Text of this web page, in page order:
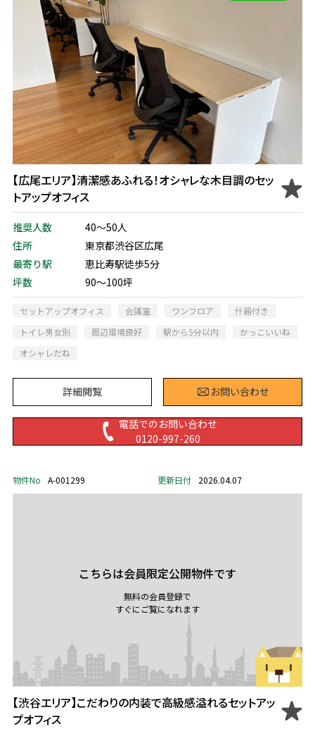
【広尾エリア】清潔感あふれる！オシャレな木目調のセッ
トアップオフィス
推奨人数
40～50人
住所
東京都渋谷区広尾
最寄り駅
恵比寿駅徒歩5分
坪数
90～100坪
セットアップオフィス 会議室 ワンフロア
什器付き
トイレ男女別
周辺環境良好 駅から5分以内
かっこいいね
オシャレだね
詳細閲覧 お問い合わせ
電話でのお問い合わせ
0120-997-260
物件No A-001299 更新日付 2026.04.07
こちらは会員限定公開物件です
無料の会員登録で
すぐにご覧になれます
【渋谷エリア】こだわりの内装で高級感溢れるセットアッ
プオフィス